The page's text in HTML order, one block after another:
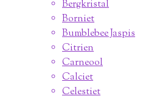
Bergkristal
Borniet
Bumblebee Jaspis
Citrien
Carneool
Calciet
Celestiet